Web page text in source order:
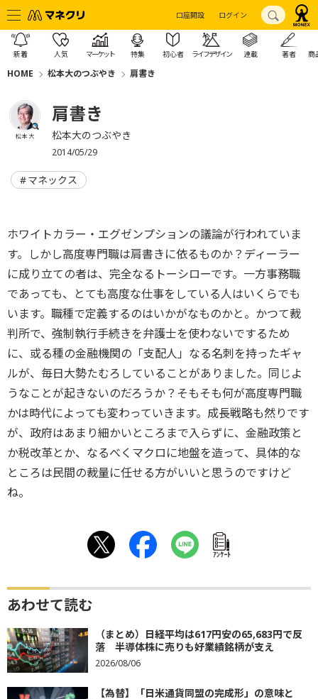
口座開設 ログイン
新着 人気 マーケット 特集 初心者 ライフデザイン 連載 著者 商
HOME 松本大のつぶやき 肩書き
松本 大
肩書き
松本大のつぶやき
2014/05/29
マネックス
ホワイトカラー・エグゼンプションの議論が行われていま
す。しかし高度専門職は肩書きに依るものか？ディーラー
に成り立ての者は、完全なるトーシローです。一方事務職
であっても、とても高度な仕事をしている人はいくらでも
います。職種で定義するのはいかがなものかと。かつて裁
判所で、強制執行手続きを弁護士を使わないでするため
に、或る種の金融機関の「支配人」なる名刺を持ったギャ
ルが、毎日大勢たむろしていることがありました。同じよ
うなことが起きないのだろうか？そもそも何が高度専門職
かは時代によっても変わっていきます。成長戦略も然りです
が、政府はあまり細かいところまで入らずに、金融政策と
か税改革とか、なるべくマクロに地盤を造って、具体的な
ところは民間の裁量に任せる方がいいと思うのですけど
ね。
ｱﾝｹｰﾄ
あわせて読む
（まとめ）日経平均は617円安の65,683円で反
落 半導体株に売りも好業績銘柄が支え
2026/08/06
【為替】「日米通貨同盟の完成形」の意味と